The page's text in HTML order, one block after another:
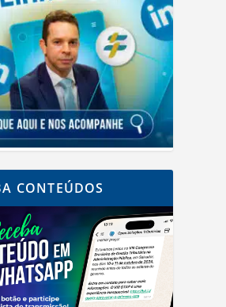
CONTEÚDOS